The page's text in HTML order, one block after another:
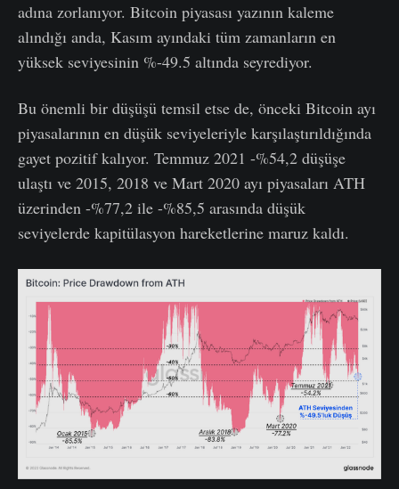
adına zorlanıyor. Bitcoin piyasası yazının kaleme
alındığı anda, Kasım ayındaki tüm zamanların en
yüksek seviyesinin %-49.5 altında seyrediyor.
Bu önemli bir düşüşü temsil etse de, önceki Bitcoin ayı
piyasalarının en düşük seviyeleriyle karşılaştırıldığında
gayet pozitif kalıyor. Temmuz 2021 -%54,2 düşüşe
ulaştı ve 2015, 2018 ve Mart 2020 ayı piyasaları ATH
üzerinden -%77,2 ile -%85,5 arasında düşük
seviyelerde kapitülasyon hareketlerine maruz kaldı.